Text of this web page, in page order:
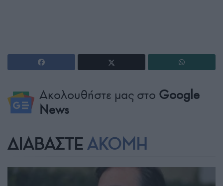
Ακολουθήστε μας στο Google
News
ΔΙΑΒΑΣΤΕ ΑΚΟΜΗ